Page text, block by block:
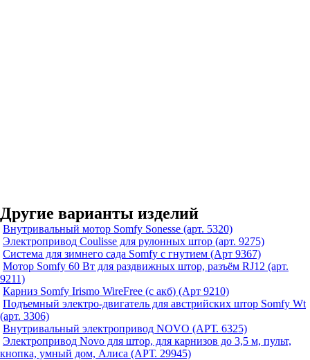
Другие варианты изделий
Внутривальный мотор Somfy Sonesse (арт. 5320)
Электропривод Coulisse для рулонных штор (арт. 9275)
Система для зимнего сада Somfy с гнутием (Арт 9367)
Мотор Somfy 60 Вт для раздвижных штор, разъём RJ12 (арт.
9211)
Карниз Somfy Irismo WireFree (с акб) (Арт 9210)
Подъемный электро-двигатель для австрийских штор Somfy Wt
(арт. 3306)
Внутривальный электропривод NOVO (АРТ. 6325)
Электропривод Novo для штор, для карнизов до 3,5 м, пульт,
кнопка, умный дом, Алиса (АРТ. 29945)